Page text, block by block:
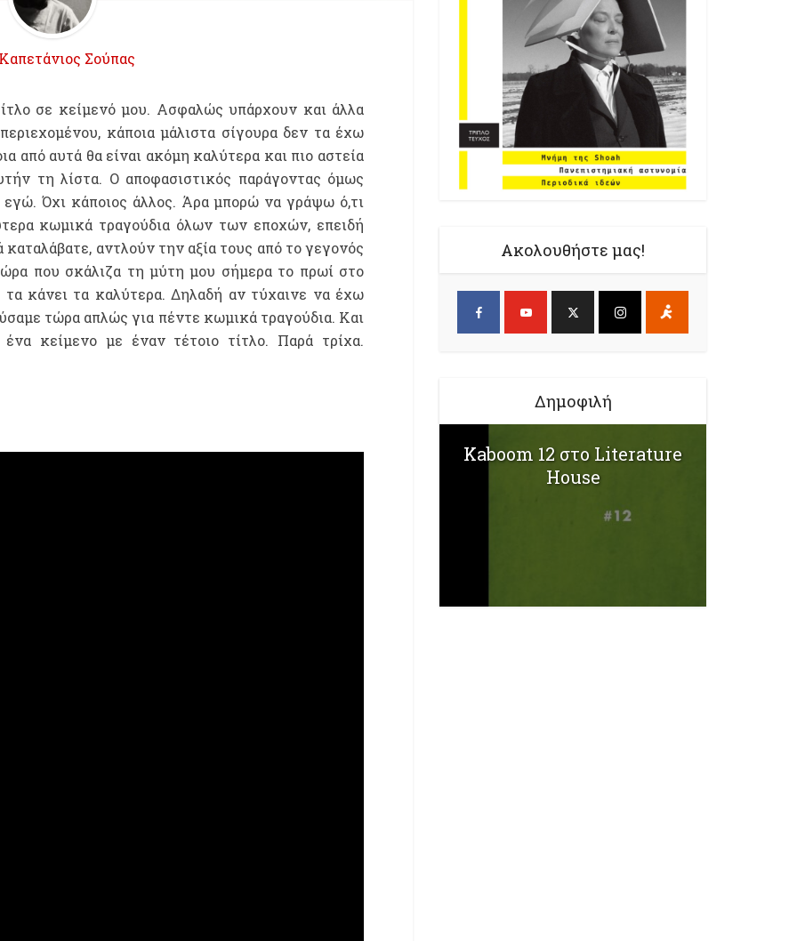
Σούπας
σε κείμενό μου. Ασφαλώς υπάρχουν και άλλα
κάποια μάλιστα σίγουρα δεν τα έχω
από αυτά θα είναι ακόμη καλύτερα και πιο αστεία
τη λίστα. Ο αποφασιστικός παράγοντας όμως
εγώ. Όχι κάποιος άλλος. Άρα μπορώ να γράψω ό,τι
κωμικά τραγούδια όλων των εποχών, επειδή
αντλούν την αξία τους από το γεγονός
που σκάλιζα τη μύτη μου σήμερα το πρωί στο
τα κάνει τα καλύτερα. Δηλαδή αν τύχαινε να έχω
τώρα απλώς για πέντε κωμικά τραγούδια. Και
κείμενο με έναν τέτοιο τίτλο. Παρά τρίχα.
Ακολουθήστε μας!
Δημοφιλή
Kaboom 12 στο Literature
House